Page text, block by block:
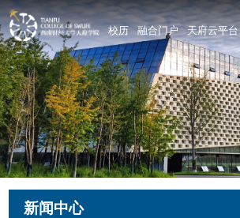
校历 融合门户 天府云平台
新闻中心